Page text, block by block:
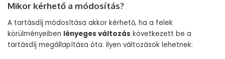
Mikor kérhető a módosítás?
A tartásdíj módosítása akkor kérhető, ha a felek
körülményeiben lényeges változás következett be a
tartásdíj megállapítása óta. Ilyen változások lehetnek: